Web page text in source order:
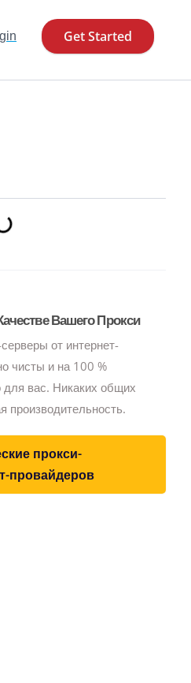
Get Started
Вашего Прокси
от интернет-
чисты и на 100 %
вас. Никаких общих
производительность.
прокси-
провайдеров